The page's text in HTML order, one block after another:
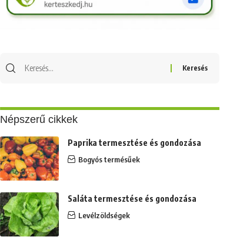
Népszerű cikkek
Paprika termesztése és gondozása
Bogyós termésűek
Saláta termesztése és gondozása
Levélzöldségek